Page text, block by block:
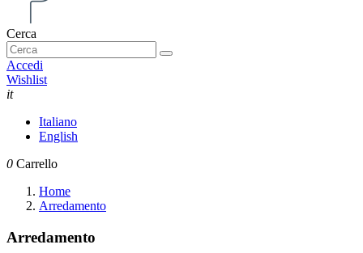
Cerca
Accedi
Wishlist
it
Italiano
English
0 Carrello
Home
Arredamento
Arredamento